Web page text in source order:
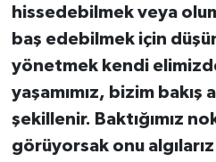
hissedebilmek veya
baş edebilmek için
yönetmek kendi
yaşamımız, bizim bakış
şekillenir. Baktığımız
görüyorsak onu